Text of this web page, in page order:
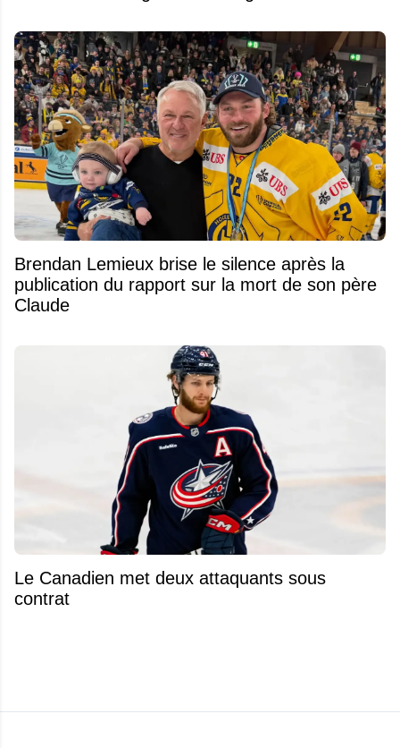
Brendan Lemieux brise le silence après la
publication du rapport sur la mort de son père
Claude
Le Canadien met deux attaquants sous
contrat